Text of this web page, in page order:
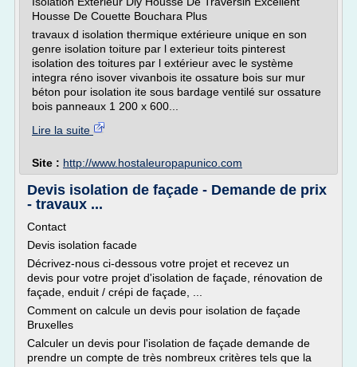
Housse De Couette Bouchara Plus
travaux d isolation thermique extérieure unique en son
genre isolation toiture par l exterieur toits pinterest
isolation des toitures par l extérieur avec le système
integra réno isover vivanbois ite ossature bois sur mur
béton pour isolation ite sous bardage ventilé sur ossature
bois panneaux 1 200 x 600...
Lire la suite
Site : http://www.hostaleuropapunico.com
Devis isolation de façade - Demande de prix
- travaux ...
Contact
Devis isolation facade
Décrivez-nous ci-dessous votre projet et recevez un
devis pour votre projet d'isolation de façade, rénovation de
façade, enduit / crépi de façade, ...
Comment on calcule un devis pour isolation de façade
Bruxelles
Calculer un devis pour l'isolation de façade demande de
prendre un compte de très nombreux critères tels que la